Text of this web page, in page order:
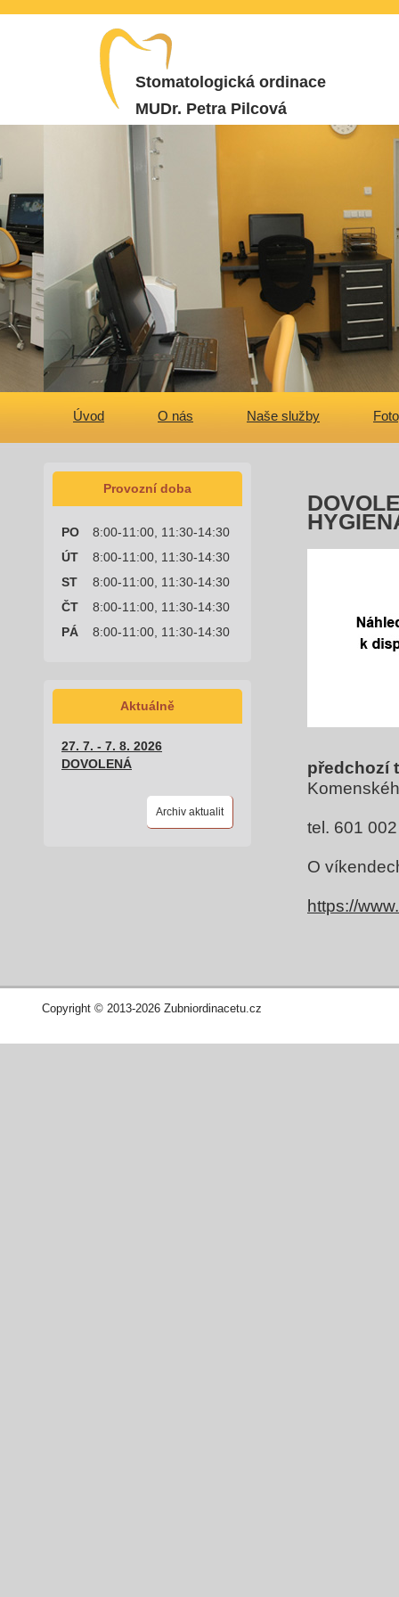
Stomatologická ordinace
MUDr. Petra Pilcová
Úvod O nás Naše služby
Provozní doba
PO
8:00-11:00, 11:30-14:30
ÚT
8:00-11:00, 11:30-14:30
ST
8:00-11:00, 11:30-14:30
ČT
8:00-11:00, 11:30-14:30
PÁ
8:00-11:00, 11:30-14:30
Aktuálně
27. 7. - 7. 8. 2026
DOVOLENÁ
Archiv aktualit
předchozí
tel. 601
O
https://
Copyright © 2013-2026 Zubniordinacetu.cz